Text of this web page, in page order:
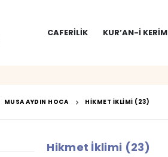
CAFERILIK KUR’AN-I KERIM
MUSA AYDIN HOCA HIKMET İKLIMI (23)
Hikmet İklimi (23)